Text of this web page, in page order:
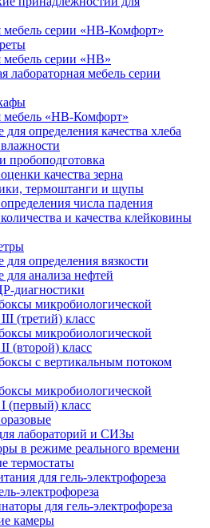
мебель серии «НВ-Комфорт»
мебель серии «НВ»
лабораторная мебель серии
мебель «НВ-Комфорт»
определения качества хлеба
пробоподготовка
качества зерна
термоштанги и щупы
числа падения
и качества клейковины
определения вязкости
для анализа нефтей
диагностики
микробиологической
(третий) класс
микробиологической
(второй) класс
с вертикальным потоком
микробиологической
I (первый) класс
лабораторий и СИЗы
в режиме реального времени
термостаты
для гель-электрофореза
электрофореза
для гель-электрофореза
камеры